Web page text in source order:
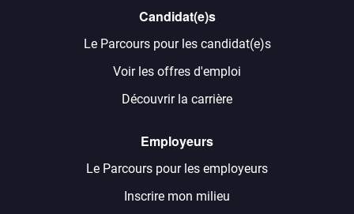
Candidat(e)s
Le Parcours pour les candidat(e)s
Voir les offres d'emploi
Découvrir la carrière
Employeurs
Le Parcours pour les employeurs
Inscrire mon milieu